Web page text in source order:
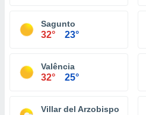
Sagunto
32° 23°
Valência
32° 25°
Villar del Arzobispo